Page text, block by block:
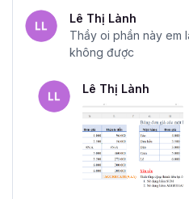
Lê Thị Lành
Thầy oi phần này em
không được
Lê Thị Lành